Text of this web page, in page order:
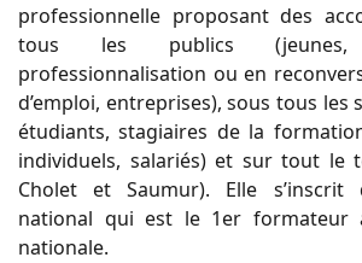
professionnelle proposant des
tous les publics
professionnalisation ou en
d’emploi, entreprises), sous tous les
étudiants, stagiaires de la
individuels, salariés) et sur tout le
Cholet et Saumur). Elle s’inscrit
national qui est le 1er formateur
nationale.